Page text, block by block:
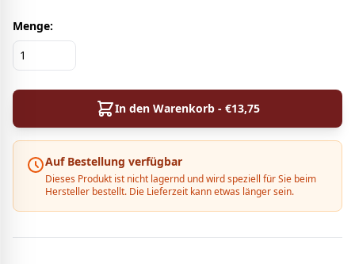
Menge:
In den Warenkorb - €13,75
Auf Bestellung verfügbar
Dieses Produkt ist nicht lagernd und wird speziell für Sie beim
Hersteller bestellt. Die Lieferzeit kann etwas länger sein.